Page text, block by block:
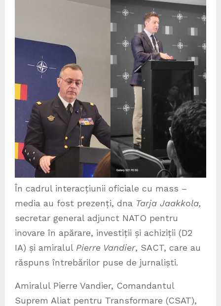
În cadrul interacțiunii oficiale cu mass –
media au fost prezenți, dna Tarja Jaakkola,
secretar general adjunct NATO pentru
inovare în apărare, investiții și achiziții (D2
IA) și amiralul Pierre Vandier, SACT, care au
răspuns întrebărilor puse de jurnaliști.
Amiralul Pierre Vandier, Comandantul
Suprem Aliat pentru Transformare (CSAT),